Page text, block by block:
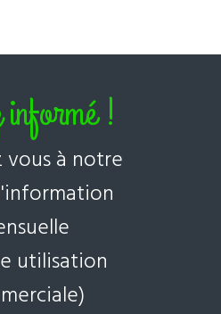
informé !
vous à notre
utilisation